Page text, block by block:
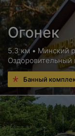
Огонек
5.3 км • Минский
Оздоровительный
Банный